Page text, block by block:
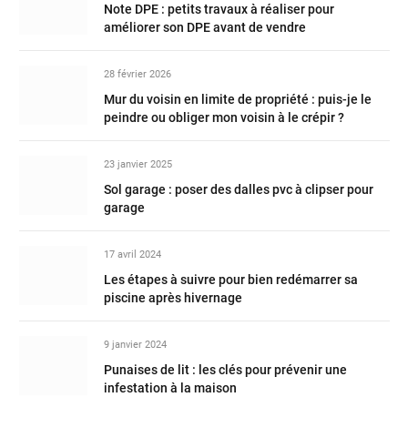
Note DPE : petits travaux à réaliser pour
améliorer son DPE avant de vendre
28 février 2026
Mur du voisin en limite de propriété : puis-je le
peindre ou obliger mon voisin à le crépir ?
23 janvier 2025
Sol garage : poser des dalles pvc à clipser pour
garage
17 avril 2024
Les étapes à suivre pour bien redémarrer sa
piscine après hivernage
9 janvier 2024
Punaises de lit : les clés pour prévenir une
infestation à la maison